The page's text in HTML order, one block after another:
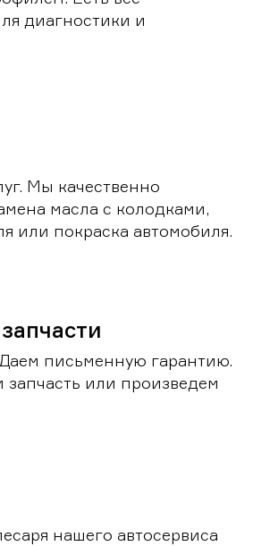
диагностики и
Мы качественно
масла с колодками,
или покраска автомобиля.
письменную гарантию.
или произведем
нашего автосервиса